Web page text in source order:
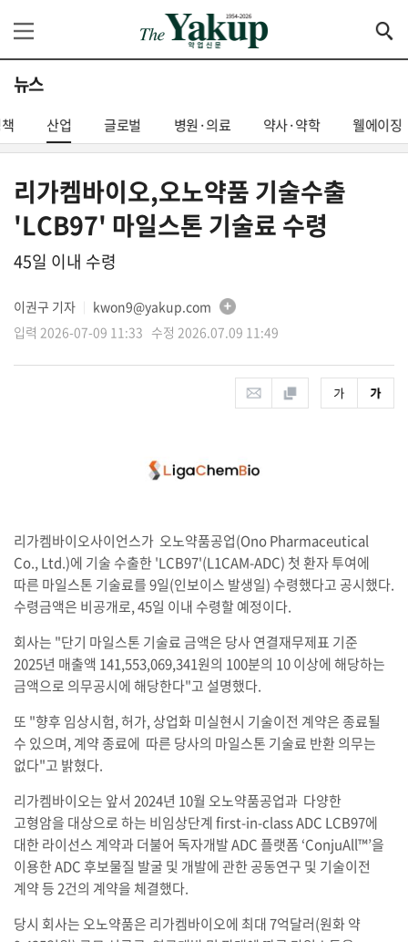
뉴스
산업 글로벌 병원·의료 약사·약학 웰에이징
리가켐바이오,오노약품 기술수출
'LCB97' 마일스톤 기술료 수령
45일 이내 수령
이권구 기자
kwon9@yakup.com
입력 2026-07-09 11:33 수정 2026.07.09 11:49
리가켐바이오사이언스가 오노약품공업(Ono Pharmaceutical
Co., Ltd.)에 기술 수출한 'LCB97'(L1CAM-ADC) 첫 환자 투여에
따른 마일스톤 기술료를 9일(인보이스 발생일) 수령했다고 공시했다.
수령금액은 비공개로, 45일 이내 수령할 예정이다.
회사는 "단기 마일스톤 기술료 금액은 당사 연결재무제표 기준
2025년 매출액 141,553,069,341원의 100분의 10 이상에 해당하는
금액으로 의무공시에 해당한다"고 설명했다.
또 "향후 임상시험, 허가, 상업화 미실현시 기술이전 계약은 종료될
수 있으며, 계약 종료에 따른 당사의 마일스톤 기술료 반환 의무는
없다"고 밝혔다.
리가켐바이오는 앞서 2024년 10월 오노약품공업과 다양한
고형암을 대상으로 하는 비임상단계 first-in-class ADC LCB97에
대한 라이선스 계약과 더불어 독자개발 ADC 플랫폼 ‘ConjuAll™’을
이용한 ADC 후보물질 발굴 및 개발에 관한 공동연구 및 기술이전
계약 등 2건의 계약을 체결했다.
당시 회사는 오노약품은 리가켐바이오에 최대 7억달러(원화 약